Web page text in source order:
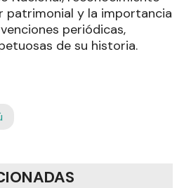
patrimonial y la importancia
periódicas,
de su historia.